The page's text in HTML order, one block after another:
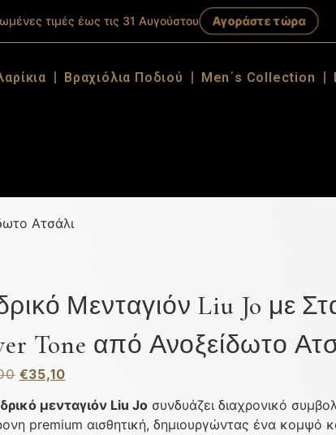
τιμές έως τις 31 Αυγούστου. Αγοράστε τώρα
Βραχιόλια Ποδιού Men΄s Collection
Ατσάλι
Μενταγιόν Liu Jo με
Tone από Ανοξείδωτο
€35,10
μενταγιόν Liu Joσυνδυάζει διαχρονικό
premium αισθητική, δημιουργώντας ένα κομψό